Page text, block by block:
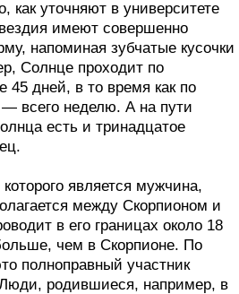
как уточняют в университете
имеют совершенно
напоминая зубчатые кусочки
Солнце проходит по
45 дней, в то время как по
всего неделю. А на пути
есть и тринадцатое
является мужчина,
между Скорпионом и
в его границах около 18
чем в Скорпионе. По
полноправный участник
Люди, родившиеся, например, в